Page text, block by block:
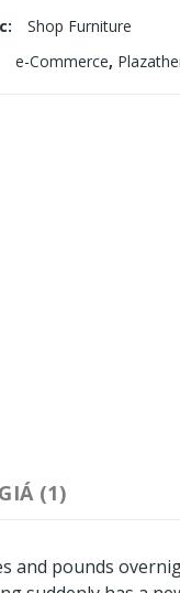
Shop Furniture
e-Commerce,
(1)
and pounds